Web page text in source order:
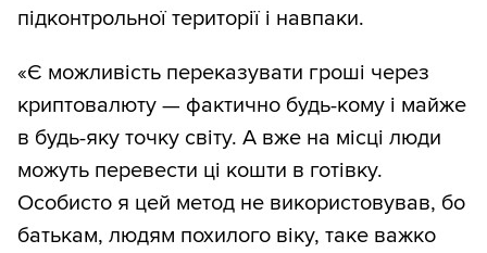
підконтрольної території і навпаки.
«Є можливість переказувати гроші через
криптовалюту — фактично будь-кому і майже
в будь-яку точку світу. А вже на місці люди
можуть перевести ці кошти в готівку.
Особисто я цей метод не використовував, бо
батькам, людям похилого віку, таке важко